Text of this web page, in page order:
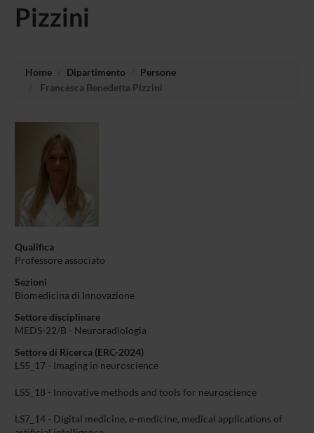
Pizzini
Home Dipartimento
Persone
Francesca Benedetta Pizzini
Qualifica
Professore associato
Sezioni
Biomedicina di Innovazione
Settore disciplinare
MEDS-22/B - Neuroradiologia
Settore di Ricerca (ERC-2024)
LS5_17 - Imaging in neuroscience
LS5_18 - Innovative methods and tools for neuroscience
LS7_14 - Digital medicine, e-medicine, medical applications of